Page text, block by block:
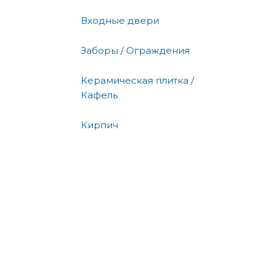
Входные двери
Заборы / Ограждения
Керамическая плитка /
Кафель
Кирпич